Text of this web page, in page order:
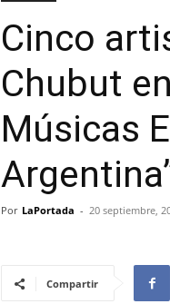
Cinco
Chubut
Músicas
Por LaPortada - 20 septiembre,
Compartir